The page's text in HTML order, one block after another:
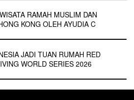
RAMAH MUSLIM DAN
KONG OLEH AYUDIA C
JADI TUAN RUMAH RED
WORLD SERIES 2026